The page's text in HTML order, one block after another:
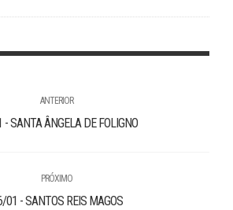
ANTERIOR
SANTA ÂNGELA DE FOLIGNO
PRÓXIMO
01 - SANTOS REIS MAGOS